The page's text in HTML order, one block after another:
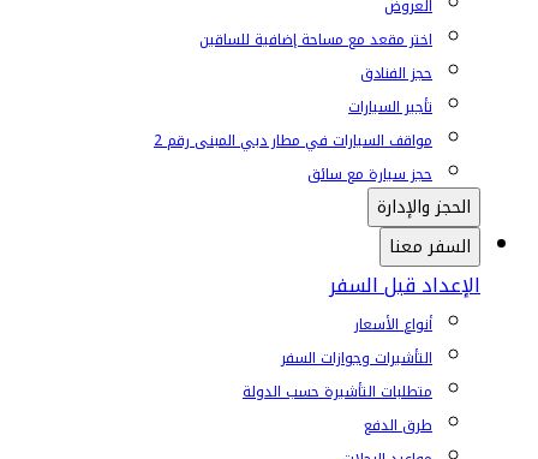
العروض
اختر مقعد مع مساحة إضافية للساقين
حجز الفنادق
تأجير السيارات
مواقف السيارات في مطار دبي المبنى رقم 2
حجز سيارة مع سائق
الحجز والإدارة
السفر معنا
الإعداد قبل السفر
أنواع الأسعار
التأشيرات وجوازات السفر
متطلبات التأشيرة حسب الدولة
طرق الدفع